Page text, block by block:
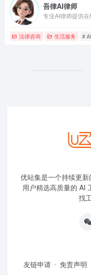
吾律AI律师
专业AI律师提供在
法律咨询 生活服务 #
优站集是一个持续更
用户精选高质量的 AI
找
友链申请 免责声明